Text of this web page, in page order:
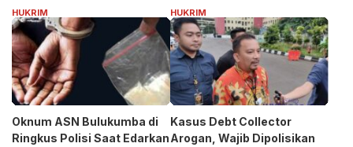
Siapa Puang ASS?
HUKRIM
Tersangka Kasus Korupsi
Bibit Nanas Rp50 Miliar
HUKRIM
Oknum ASN Bulukumba di
Ringkus Polisi Saat Edarkan
Kasus Debt Collector
Arogan, Wajib Dipolisikan